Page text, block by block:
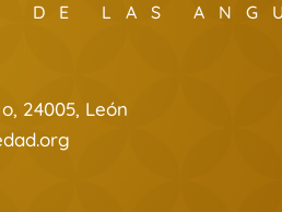
DE LAS
24005, León